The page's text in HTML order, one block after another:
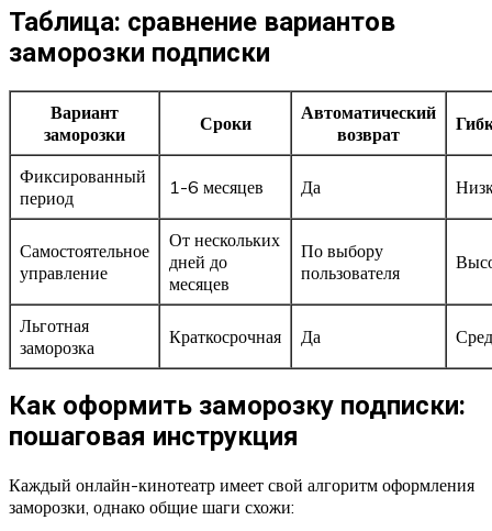
Таблица: сравнение вариантов
заморозки подписки
Вариант
заморозки
Сроки
Автоматический
возврат
Фиксированный
период
1-6 месяцев Да
Самостоятельное
управление
От нескольких
дней до
месяцев
По выбору
пользователя
Льготная
заморозка
Краткосрочная Да
Как оформить заморозку подписки:
пошаговая инструкция
Каждый онлайн-кинотеатр имеет свой алгоритм оформления
заморозки, однако общие шаги схожи: